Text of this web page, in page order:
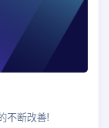
不断改善!